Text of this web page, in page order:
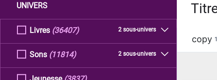
UNIVERS
Livres 2 sous-univers
(36407)
Sons 2 sous-univers
(11814)
copy